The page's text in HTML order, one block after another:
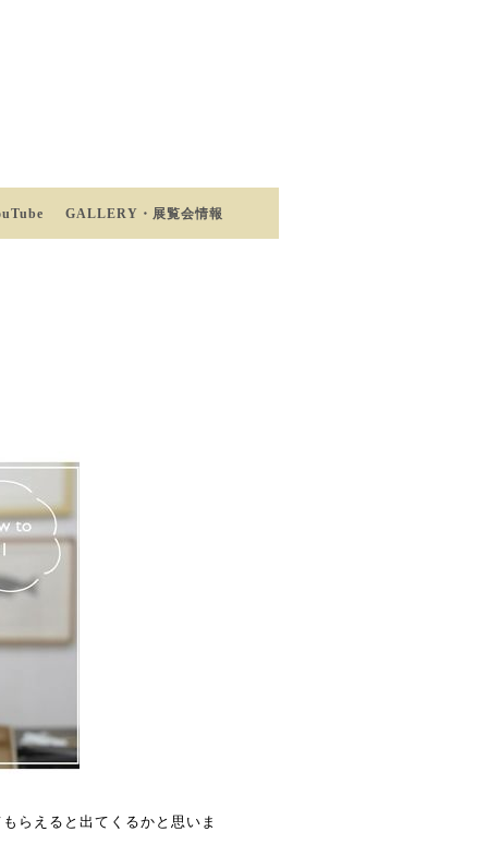
GALLERY・展覧会情報
らえると出てくるかと思いま